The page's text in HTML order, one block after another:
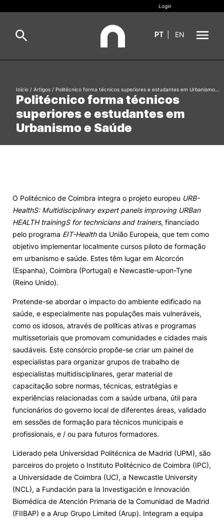
Estudar
Internacional
Ação Social
Alumni
Projetos PRR
Magazine
Eventos
Europeia Política de Privacidade e Cookies
Sugestões,
Login
PT EN
Pesquisa
Oferta Formativa Geral
Politécnico forma técnicos
superiores e estudantes em
Urbanismo e Saúde
Início / Artigos / Politécnico forma técnicos superiores e estudantes em Urbanismo…
O Politécnico de Coimbra integra o projeto europeu URB-
HealthS: Multidisciplinary expert panels improving URBan
HEALTH trainingS for technicians and trainers, financiado
pelo programa EIT-Healthda União Europeia, que tem como
objetivo implementar localmente cursos piloto de formação
em urbanismo e saúde. Estes têm lugar em Alcorcón
(Espanha), Coimbra (Portugal) e Newcastle-upon-Tyne
(Reino Unido).
Pretende-se abordar o impacto do ambiente edificado na
saúde, e especialmente nas populações mais vulneráveis,
como os idosos, através de políticas ativas e programas
multissetoriais que promovam comunidades e cidades mais
saudáveis. Este consórcio propõe-se criar um painel de
especialistas para organizar grupos de trabalho de
especialistas multidisciplinares, gerar material de
capacitação sobre normas, técnicas, estratégias e
experiências relacionadas com a saúde urbana, útil para
funcionários do governo local de diferentes áreas, validado
em sessões de formação para técnicos municipais e
profissionais, e / ou para futuros formadores.
Liderado pela Universidad Politécnica de Madrid (UPM), são
parceiros do projeto o Instituto Politécnico de Coimbra (IPC),
a Universidade de Coimbra (UC), a Newcastle University
(NCL), a Fundación para la Investigación e Innovación
Biomédica de Atención Primaria de la Comunidad de Madrid
(FIIBAP) e a Arup Grupo Limited (Arup). Integram a equipa